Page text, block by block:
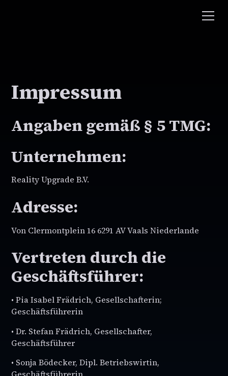
Impressum
Angaben gemäß § 5 TMG:
Unternehmen:
Reality Upgrade B.V.
Adresse:
Von Clermontplein 16 6291 AV Vaals Niederlande
Vertreten durch die
Geschäftsführer:
• Pia Isabel Frädrich, Gesellschafterin;
Geschäftsführerin
• Dr. Stefan Frädrich, Gesellschafter,
Geschäftsführer
• Sonja Bödecker, Dipl. Betriebswirtin,